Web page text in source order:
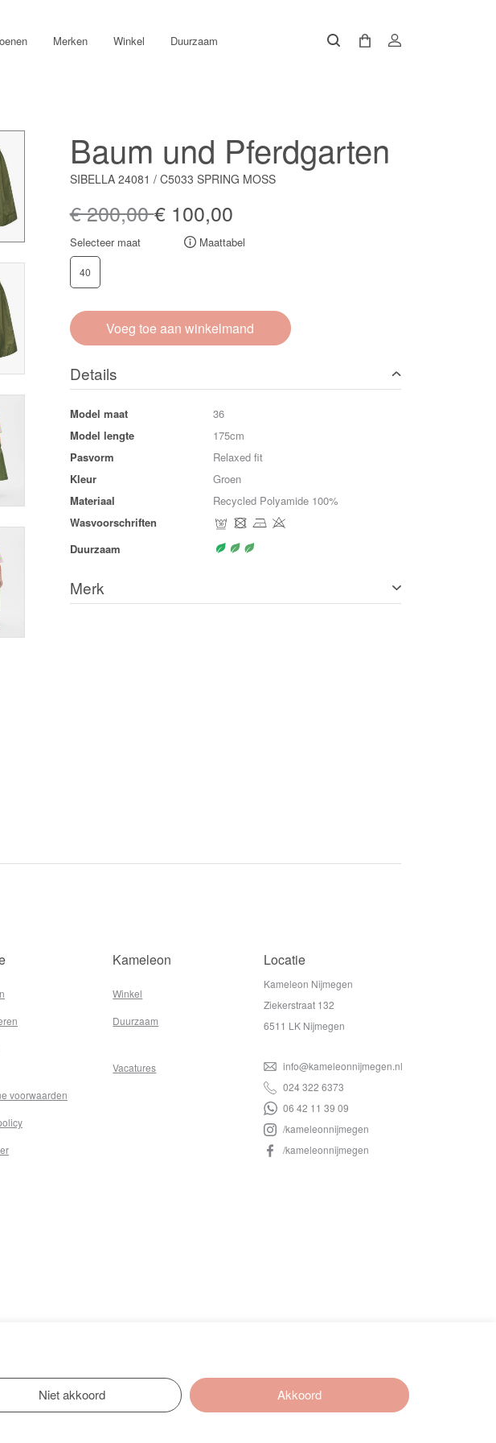
Merken Winkel Duurzaam
Baum und Pferdgarten
SIBELLA 24081 / C5033 SPRING MOSS
€ 200,00€ 100,00
Selecteer maat Maattabel
40
Voeg toe aan winkelmand
Details
Model maat
36
Model lengte
175cm
Pasvorm
Relaxed fit
Kleur
Groen
Materiaal
Recycled Polyamide 100%
Wasvoorschriften
Duurzaam
Merk
voorwaarden
Kameleon
Winkel
Duurzaam
Vacatures
Locatie
Kameleon Nijmegen
Ziekerstraat 132
6511 LK Nijmegen
info@kameleonnijmegen.nl
024 322 6373
06 42 11 39 09
/kameleonnijmegen
/kameleonnijmegen